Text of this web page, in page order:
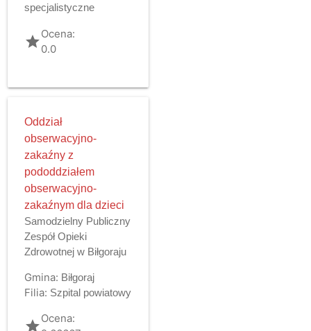
specjalistyczne
gradeOcena:
0.0
Oddział
obserwacyjno-
zakaźny z
pododdziałem
obserwacyjno-
zakaźnym dla dzieci
Samodzielny Publiczny
Zespół Opieki
Zdrowotnej w Biłgoraju
Gmina: Biłgoraj
Filia: Szpital powiatowy
gradeOcena: